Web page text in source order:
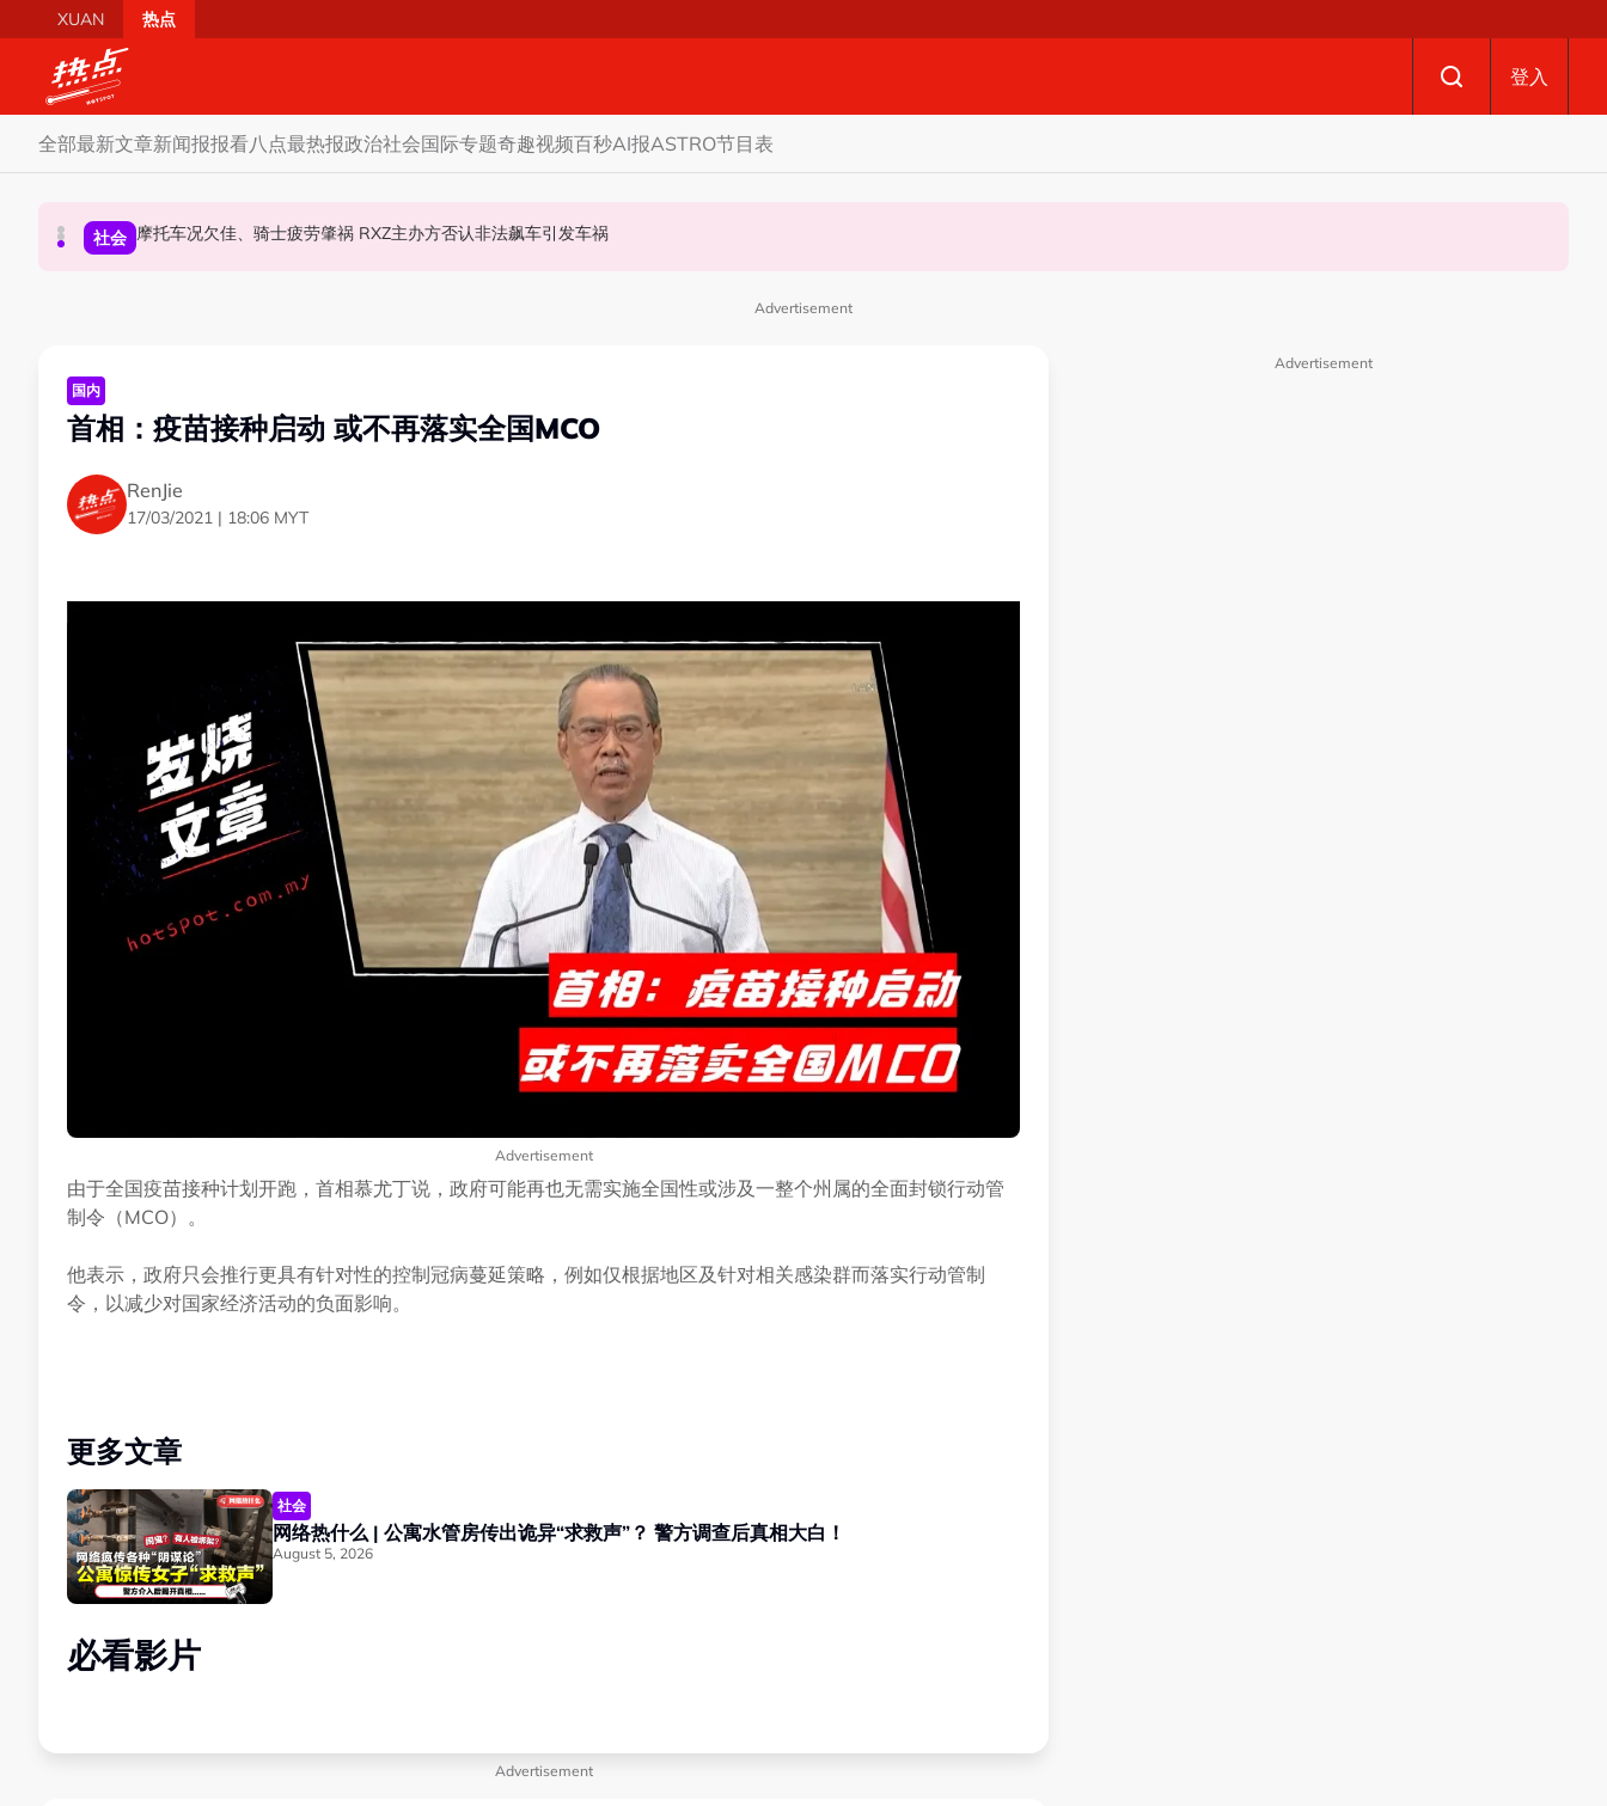
Skip to main content
XUAN 热点
登入
全部最新文章新闻报报看八点最热报政治社会国际专题奇趣视频百秒AI报ASTRO节目表
财经 SST成华商远离希盟因素？ 阿末马斯兰：华裔商家更倾向GST机制
社会 摩托车况欠佳、骑士疲劳肇祸 RXZ主办方否认非法飙车引发车祸
政治 柔森州选合作奏效 阿末马斯兰吁国阵国盟携手迎战甲州选
Advertisement
国内
首相：疫苗接种启动 或不再落实全国MCO
RenJie
17/03/2021 | 18:06 MYT
Advertisement
由于全国疫苗接种计划开跑，首相慕尤丁说，政府可能再也无需实施全国性或涉及一整个州属的全面封锁行动管
制令（MCO）。
他表示，政府只会推行更具有针对性的控制冠病蔓延策略，例如仅根据地区及针对相关感染群而落实行动管制
令，以减少对国家经济活动的负面影响。
更多文章
社会
网络热什么 | 公寓水管房传出诡异“求救声”？ 警方调查后真相大白！
August 5, 2026
必看影片
Advertisement
Advertisement